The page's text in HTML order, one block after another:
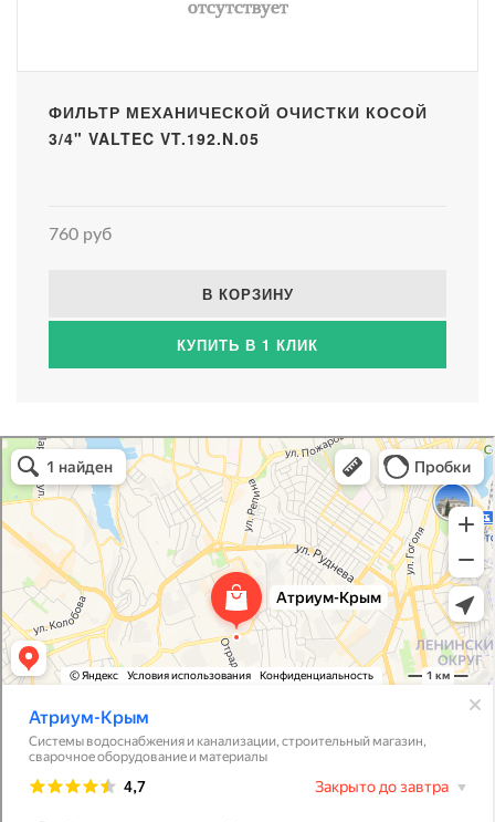
ФИЛЬТР МЕХАНИЧЕСКОЙ ОЧИСТКИ КОСОЙ
3/4" VALTEC VT.192.N.05
760 руб
В КОРЗИНУ
КУПИТЬ В 1 КЛИК
Атриум-Крым
Системы водоснабжения, отопления, канализации в Севастополе
Снабжение строительных объектов в Севастополе